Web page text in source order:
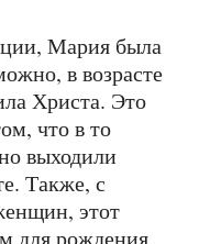
в возрасте
Христа. Это
что в то
выходили
Также, с
этот
для рождения